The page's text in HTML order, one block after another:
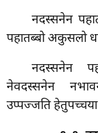
नदस्सनेन
पहातब्बो अकुसलो
नदस्सनेन
नेवदस्सनेन
उप्पज्जति